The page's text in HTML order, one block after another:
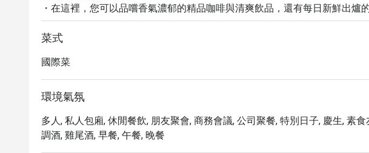
・在這裡，您可以品嚐香氣濃郁的精品咖啡與清爽飲品，還有每日新鮮出爐
與蘋果千層派，每一道都賞心悅目又令人回味。
・除了甜點，主廚更以國際食材與創意手法打造多款令人驚艷的鹹食料理。
味打拋牛丼」，以及香濃酸辣的「冬蔭功蝦濃湯卡布奇諾」。
・現在透過 Eatigo 預訂 Goose Café，即可享受高達 5 折的獨家優惠！不要
受舒適氛圍的絕佳機會。
菜式
國際菜
環境氣氛
多人, 私人包廂, 休閒餐飲, 朋友聚會, 商務會議, 公司聚餐, 特別日子, 慶生, 素
調酒, 雞尾酒, 早餐, 午餐, 晚餐